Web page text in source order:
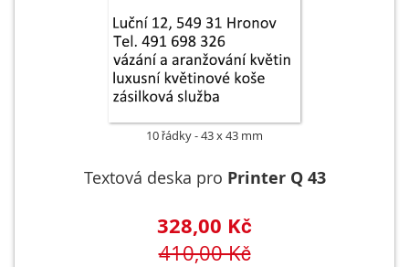
10 řádky 43 x 43 mm
Textová deska pro Printer Q 43
328,00 Kč
410,00 Kč